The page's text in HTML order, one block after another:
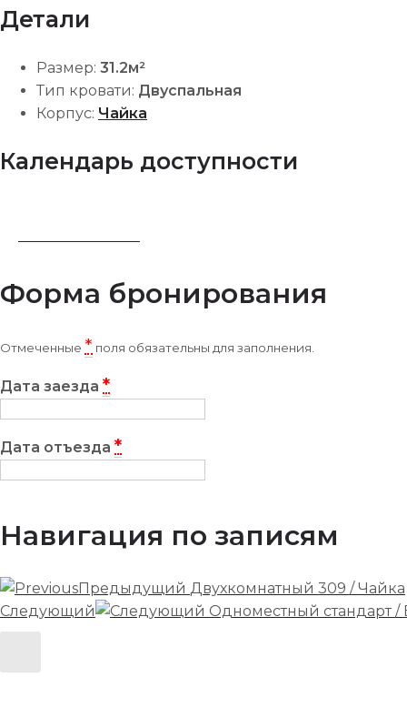
Детали
Размер: 31.2м²
Тип кровати: Двуспальная
Корпус: Чайка
Календарь доступности
Форма бронирования
Отмеченные * поля обязательны для заполнения.
Дата заезда *
Дата отъезда *
Навигация по записям
Предыдущий Двухкомнатный 309 / Чайка
Следующий
Одноместный стандарт /